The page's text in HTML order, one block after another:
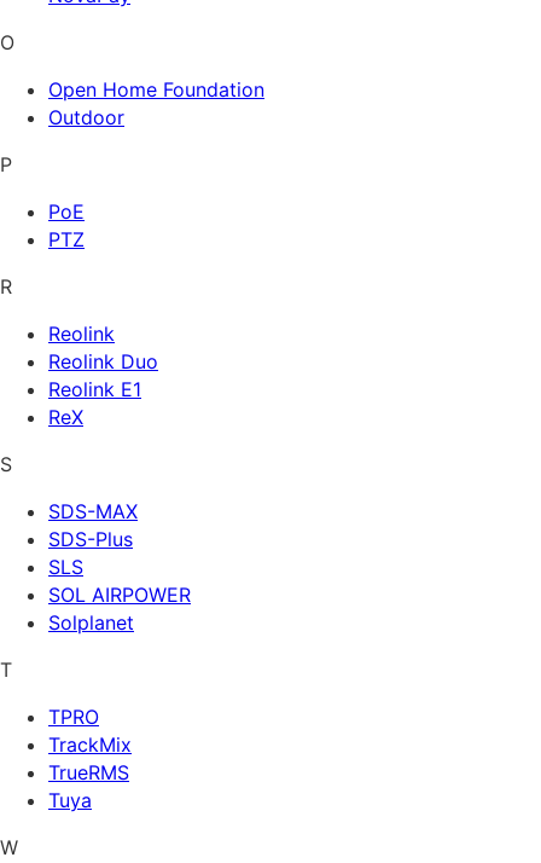
O
Open Home Foundation
Outdoor
P
PoE
PTZ
R
Reolink
Reolink Duo
Reolink E1
ReX
S
SDS-MAX
SDS-Plus
SLS
SOL AIRPOWER
Solplanet
T
TPRO
TrackMix
TrueRMS
Tuya
W